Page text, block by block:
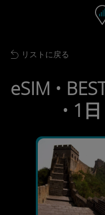
ナビゲー
Back to list
リストに戻る
eSIM •
• 1